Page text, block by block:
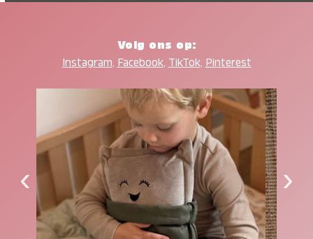
Volg ons op:
Instagram, Facebook, TikTok, Pinterest
‹ ›